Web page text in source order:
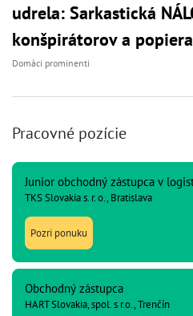
udrela: Sarkastická
konšpirátorov a
Domáci prominenti
Pracovné pozície
Junior obchodný zástupca v
TKS Slovakia s. r. o., Bratislava
Pozri ponuku
Obchodný zástupca
HART Slovakia, spol. s r.o., Trenčín